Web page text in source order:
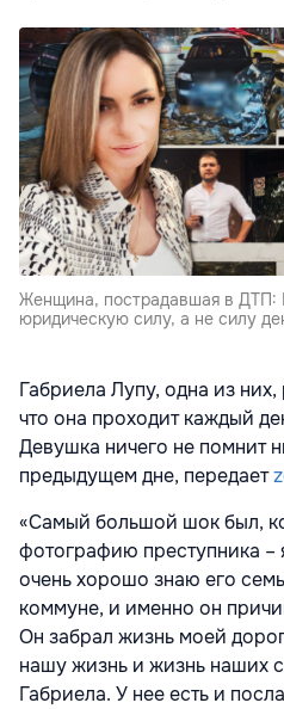
Женщина, пострадавшая в ДТП:
юридическую силу, а не силу
Габриела Лупу, одна из
что она проходит каждый
Девушка ничего не помнит
предыдущем дне, передает
«Самый большой шок был,
фотографию преступника –
очень хорошо знаю его
коммуне, и именно он
Он забрал жизнь моей
нашу жизнь и жизнь наших
Габриела. У нее есть и